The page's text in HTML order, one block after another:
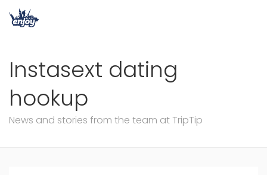
Instasext dating
hookup
News and stories from the team at TripTip